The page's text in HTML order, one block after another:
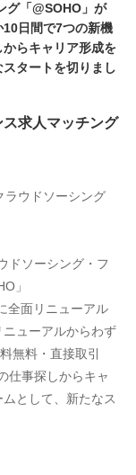
グ「@SOHO」が
日間で7つの新機
らキャリア形成を
タートを切りまし
求人マッチング
ラウドソーシング
ドソーシング・フ
」
全面リニューアル
ューアルからわず
無料・直接取引
仕事探しからキャ
として、新たなス